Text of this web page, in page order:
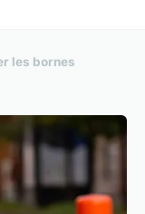
les bornes